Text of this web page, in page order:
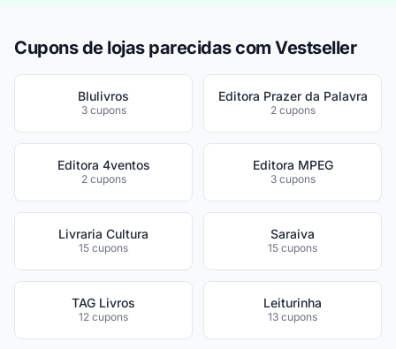
Cupons de lojas parecidas com Vestseller
Blulivros
3 cupons
Editora Prazer da Palavra
2 cupons
Editora 4ventos
2 cupons
Editora MPEG
3 cupons
Livraria Cultura
15 cupons
Saraiva
15 cupons
TAG Livros
12 cupons
Leiturinha
13 cupons